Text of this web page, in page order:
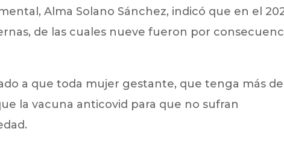
Alma Solano Sánchez, indicó que en el
de las cuales nueve fueron por
a que toda mujer gestante, que tenga más de
la vacuna anticovid para que no sufran